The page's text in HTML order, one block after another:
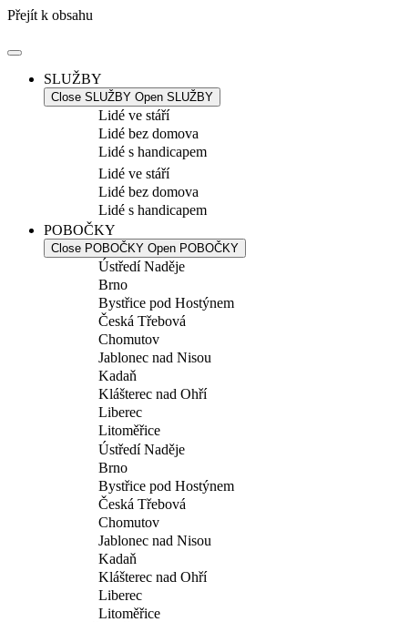
Přejít k obsahu
SLUŽBY
Close SLUŽBY Open SLUŽBY
Lidé ve stáří
Lidé bez domova
Lidé s handicapem
Lidé ve stáří
Lidé bez domova
Lidé s handicapem
POBOČKY
Close POBOČKY Open POBOČKY
Ústředí Naděje
Brno
Bystřice pod Hostýnem
Česká Třebová
Chomutov
Jablonec nad Nisou
Kadaň
Klášterec nad Ohří
Liberec
Litoměřice
Ústředí Naděje
Brno
Bystřice pod Hostýnem
Česká Třebová
Chomutov
Jablonec nad Nisou
Kadaň
Klášterec nad Ohří
Liberec
Litoměřice